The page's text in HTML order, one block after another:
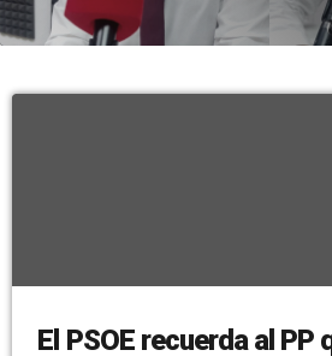
El PSOE recuerda al PP